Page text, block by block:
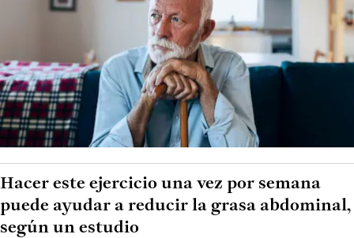
Hacer este ejercicio una vez por semana
puede ayudar a reducir la grasa abdominal,
según un estudio